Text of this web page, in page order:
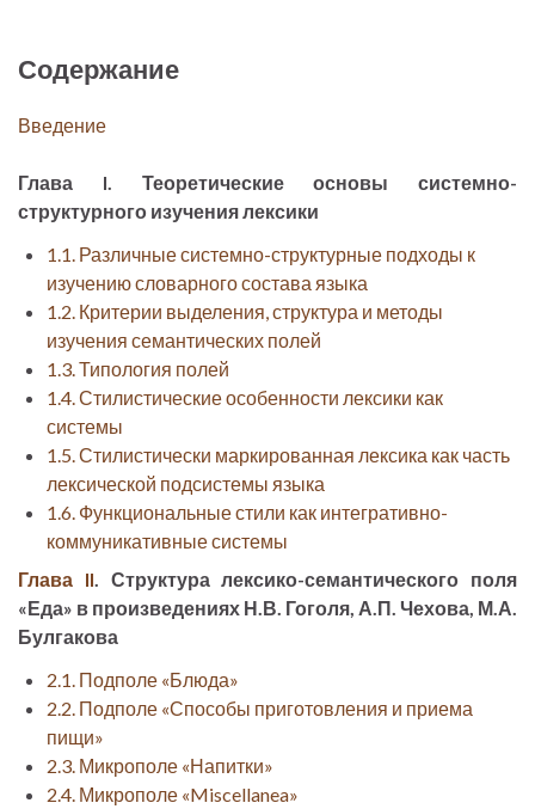
Содержание
Введение
Глава I. Теоретические основы системно-
структурного изучения лексики
1.1. Различные системно-структурные подходы к
изучению словарного состава языка
1.2. Критерии выделения, структура и методы
изучения семантических полей
1.3. Типология полей
1.4. Стилистические особенности лексики как
системы
1.5. Стилистически маркированная лексика как часть
лексической подсистемы языка
1.6. Функциональные стили как интегративно-
коммуникативные системы
Глава II . Структура лексико-семантического поля
«Еда» в произведениях Н.В. Гоголя, А.П. Чехова, М.А.
Булгакова
2.1. Подполе «Блюда»
2.2. Подполе «Способы приготовления и приема
пищи»
2.3. Микрополе «Напитки»
2.4. Микрополе «Miscellanea»